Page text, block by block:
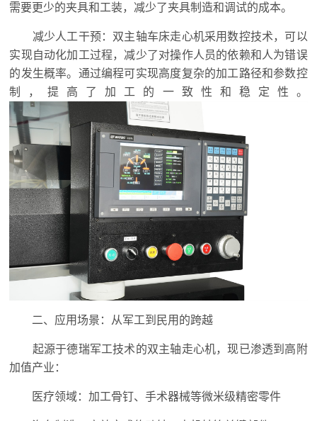
需要更少的夹具和工装，减少了夹具制造和调试的成本。
减少人工干预：双主轴车床走心机采用数控技术，可以
实现自动化加工过程，减少了对操作人员的依赖和人为错误
的发生概率。通过编程可实现高度复杂的加工路径和参数控
制，提高了加工的一致性和稳定性。
二、应用场景：从军工到民用的跨越
起源于德瑞军工技术的双主轴走心机，现已渗透到高附
加值产业：
医疗领域：加工骨钉、手术器械等微米级精密零件